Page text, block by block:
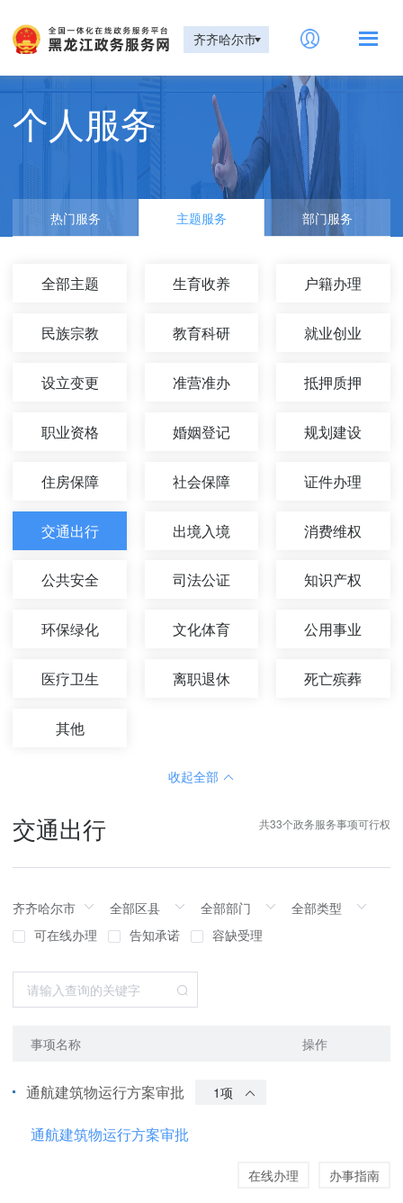
齐齐哈尔市
个人服务
热门服务 主题服务 部门服务
全部主题 生育收养 户籍办理
民族宗教 教育科研 就业创业
设立变更 准营准办 抵押质押
职业资格 婚姻登记 规划建设
住房保障 社会保障 证件办理
交通出行 出境入境 消费维权
公共安全 司法公证 知识产权
环保绿化 文化体育 公用事业
医疗卫生 离职退休 死亡殡葬
其他
收起全部
交通出行 共33个政务服务事项可行权
可在线办理 告知承诺 容缺受理
事项名称 操作
通航建筑物运行方案审批 1项
通航建筑物运行方案审批
在线办理 办事指南